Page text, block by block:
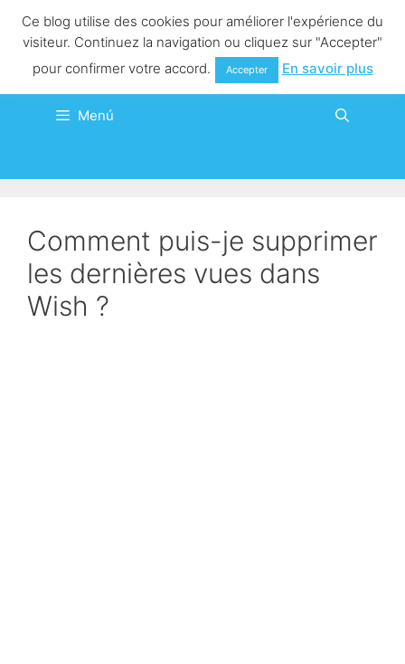
Menú
Comment puis-je supprimer
les dernières vues dans
Wish ?
Ce blog utilise des cookies pour améliorer l'expérience du
visiteur. Continuez la navigation ou cliquez sur "Accepter"
pour confirmer votre accord.
Accepter En savoir plus